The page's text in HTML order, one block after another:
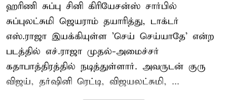
ஹரிணி சுப்பு சினி கிரியேசன்ஸ் சார்பில்
சுப்புலட்சுமி ஜெயராம் தயாரித்து, டாக்டர்
எஸ்.ராஜா இயக்கியுள்ள 'செய் செய்யாதே' என்ற
படத்தில் எச்.ராஜா முதல்-அமைச்சர்
கதாபாத்திரத்தில் நடித்துள்ளார். அவருடன் குரு
விஜய், தர்ஷினி ரெட்டி, விஜயலட்சுமி, ...